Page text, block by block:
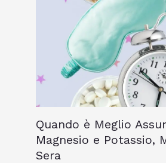
Quando è Meglio
Magnesio e Potassio,
Sera